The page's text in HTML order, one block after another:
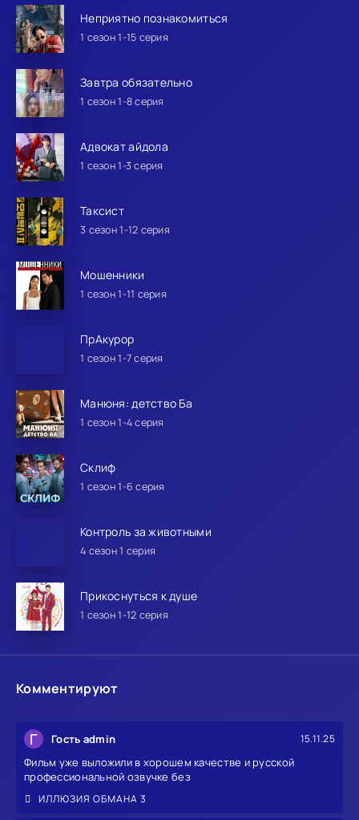
Неприятно познакомиться
1 сезон 1-15 серия
Завтра обязательно
1 сезон 1-8 серия
Адвокат айдола
1 сезон 1-3 серия
Таксист
3 сезон 1-12 серия
Мошенники
1 сезон 1-11 серия
ПрАкурор
1 сезон 1-7 серия
Манюня: детство Ба
1 сезон 1-4 серия
Склиф
1 сезон 1-6 серия
Контроль за животными
4 сезон 1 серия
Прикоснуться к душе
1 сезон 1-12 серия
Комментируют
Г Гость admin 15.11.25
Фильм уже выложили в хорошем качестве и русской
профессиональной озвучке без
ИЛЛЮЗИЯ ОБМАНА 3